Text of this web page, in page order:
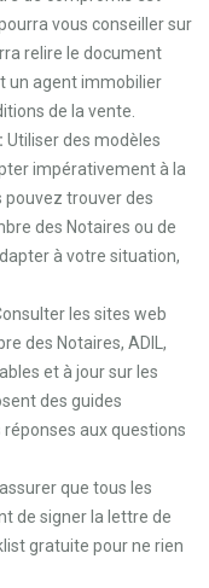
vous conseiller sur
relire le document
un agent immobilier
de la vente.
Utiliser des modèles
impérativement à la
pouvez trouver des
des Notaires ou de
à votre situation,
les sites web
des Notaires, ADIL,
et à jour sur les
des guides
aux questions
que tous les
de signer la lettre de
gratuite pour ne rien